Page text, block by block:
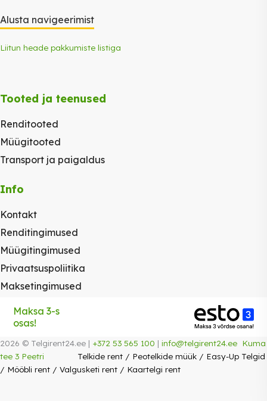
Alusta navigeerimist
Liitun heade pakkumiste listiga
Tooted ja teenused
Renditooted
Müügitooted
Transport ja paigaldus
Info
Kontakt
Renditingimused
Müügitingimused
Privaatsuspoliitika
Maksetingimused
Maksa 3-s
osas!
2026 © Telgirent24.ee | +372 53 565 100 | info@telgirent24.ee Kuma
tee 3 Peetri
Telkide rent / Peotelkide müük / Easy-Up Telgid
/ Mööbli rent / Valgusketi rent / Kaartelgi rent